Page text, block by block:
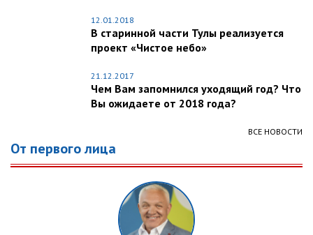
12.01.2018
В старинной части Тулы реализуется
проект «Чистое небо»
21.12.2017
Чем Вам запомнился уходящий год? Что
Вы ожидаете от 2018 года?
ВСЕ НОВОСТИ
От первого лица